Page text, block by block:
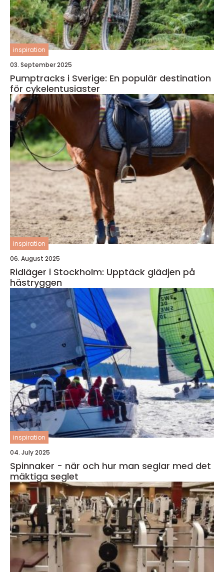
inspiration
03. September 2025
Pumptracks i Sverige: En populär destination
för cykelentusiaster
inspiration
06. August 2025
Ridläger i Stockholm: Upptäck glädjen på
hästryggen
inspiration
04. July 2025
Spinnaker - när och hur man seglar med det
mäktiga seglet